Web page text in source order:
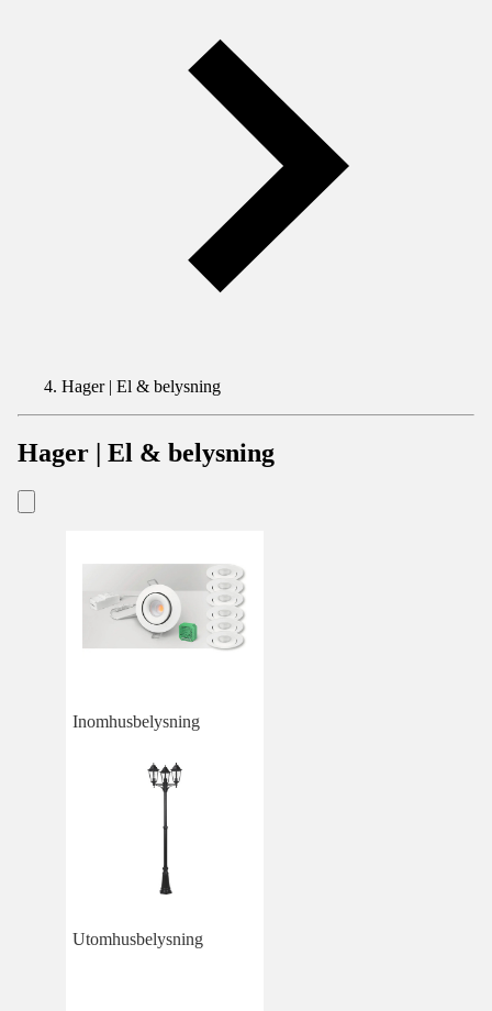
Hager | El & belysning
Hager | El & belysning
Inomhusbelysning
Utomhusbelysning